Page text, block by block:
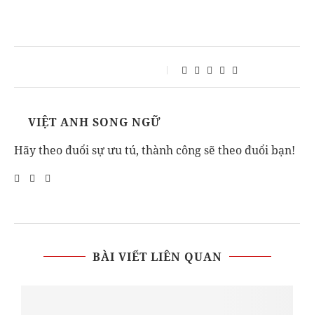
VIỆT ANH SONG NGỮ
Hãy theo đuổi sự ưu tú, thành công sẽ theo đuổi bạn!
BÀI VIẾT LIÊN QUAN